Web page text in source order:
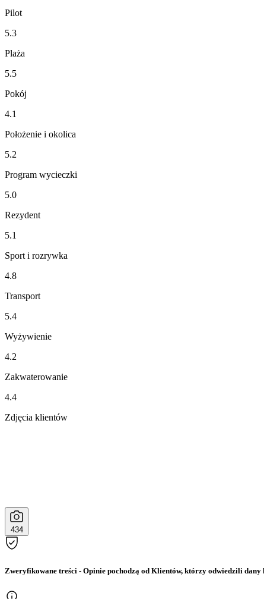
Pilot
5.3
Plaża
5.5
Pokój
4.1
Położenie i okolica
5.2
Program wycieczki
5.0
Rezydent
5.1
Sport i rozrywka
4.8
Transport
5.4
Wyżywienie
4.2
Zakwaterowanie
4.4
Zdjęcia klientów
434
Zweryfikowane treści - Opinie pochodzą od Klientów, którzy odwiedzili